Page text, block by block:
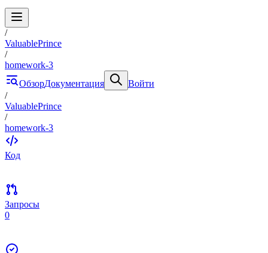
/
ValuablePrince
/
homework-3
ОбзорДокументация
Войти
/
ValuablePrince
/
homework-3
Код
Запросы
0